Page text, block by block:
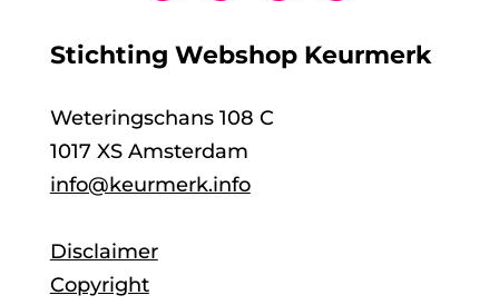
Stichting Webshop Keurmerk
Weteringschans 108 C
1017 XS Amsterdam
info@keurmerk.info
Disclaimer
Copyright